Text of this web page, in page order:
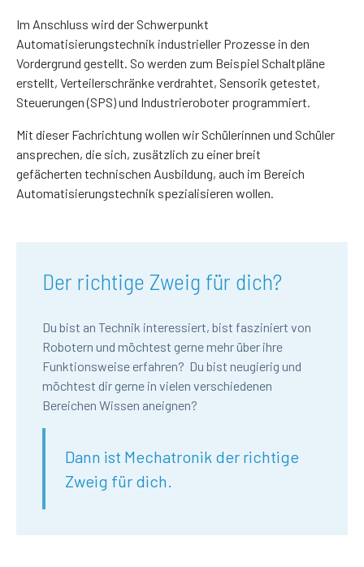
Im Anschluss wird der Schwerpunkt
Automatisierungstechnik industrieller Prozesse in den
Vordergrund gestellt. So werden zum Beispiel Schaltpläne
erstellt, Verteilerschränke verdrahtet, Sensorik getestet,
Steuerungen (SPS) und Industrieroboter programmiert.
Mit dieser Fachrichtung wollen wir Schülerinnen und Schüler
ansprechen, die sich, zusätzlich zu einer breit
gefächerten technischen Ausbildung, auch im Bereich
Automatisierungstechnik spezialisieren wollen.
Der richtige Zweig für dich?
Du bist an Technik interessiert, bist fasziniert von
Robotern und möchtest gerne mehr über ihre
Funktionsweise erfahren? Du bist neugierig und
möchtest dir gerne in vielen verschiedenen
Bereichen Wissen aneignen?
Dann ist Mechatronik der richtige
Zweig für dich.